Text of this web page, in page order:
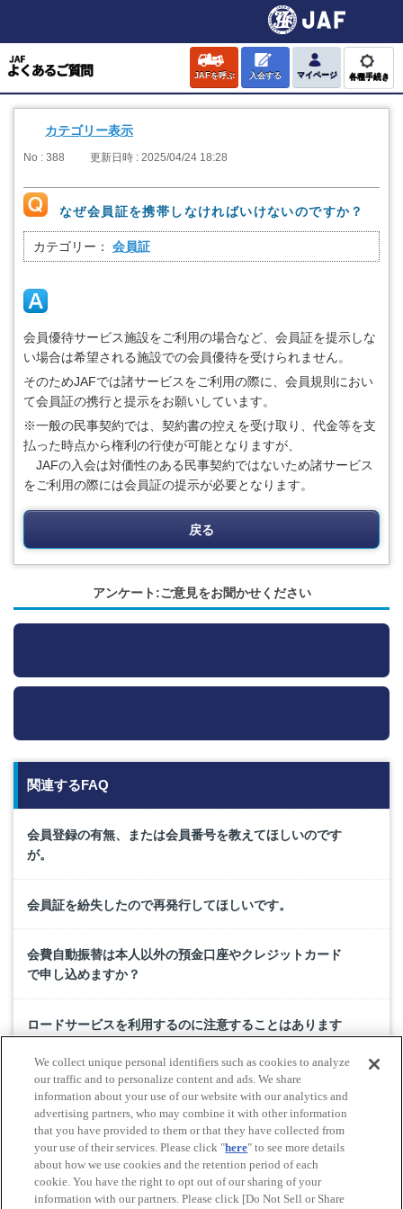
JAFを呼ぶ 入会する マイページ 各種手続き
カテゴリー表示
No : 388 更新日時 : 2025/04/24 18:28
なぜ会員証を携帯しなければいけないのですか？
カテゴリー： 会員証
会員優待サービス施設をご利用の場合など、会員証を提示しな
い場合は希望される施設での会員優待を受けられません。
そのためJAFでは諸サービスをご利用の際に、会員規則におい
て会員証の携行と提示をお願いしています。
※一般の民事契約では、契約書の控えを受け取り、代金等を支
払った時点から権利の行使が可能となりますが、
JAFの入会は対価性のある民事契約ではないため諸サービス
をご利用の際には会員証の提示が必要となります。
戻る
アンケート:ご意見をお聞かせください
関連するFAQ
会員登録の有無、または会員番号を教えてほしいのです
が。
会員証を紛失したので再発行してほしいです。
会費自動振替は本人以外の預金口座やクレジットカード
で申し込めますか？
ロードサービスを利用するのに注意することはあります
車両のフロントグリルに取り付ける｢カーバッジ」がほし
いのですが、ありませんか？
Do Not Sell or Share My Personal Information
We collect unique personal identifiers such as cookies to analyze
our traffic and to personalize content and ads. We share
information about your use of our website with our analytics and
advertising partners, who may combine it with other information
that you have provided to them or that they have collected from
your use of their services. Please click "here" to see more details
about how we use cookies and the retention period of each
cookie. You have the right to opt out of our sharing of your
information with our partners. Please click [Do Not Sell or Share